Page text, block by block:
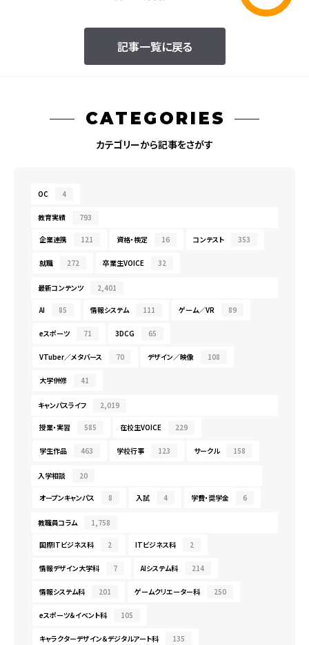
記事一覧に戻る
CATEGORIES
カテゴリーから記事をさがす
OC 4
教育実績 793
企業連携 121 資格・検定 16 コンテスト 353
就職 272 卒業生VOICE 32
最新コンテンツ 2,401
AI 85 情報システム 111 ゲーム／VR 89
eスポーツ 71 3DCG 65
VTuber／メタバース 70 デザイン／映像 108
大学併修 41
キャンパスライフ 2,019
授業・実習 585 在校生VOICE 229
学生作品 463 学校行事 123 サークル 158
入学相談 20
オープンキャンパス 8 入試 4 学費・奨学金 6
教職員コラム 1,758
国際ITビジネス科 2 ITビジネス科 2
情報デザイン大学科 7 AIシステム科 214
情報システム科 201 ゲームクリエーター科 250
eスポーツ＆イベント科 105
キャラクターデザイン＆デジタルアート科 135